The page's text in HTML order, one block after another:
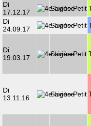
Di
17.12.17
Savièse
Di
24.09.17
Savièse
Di
19.03.17
Savièse
Di
13.11.16
Savièse